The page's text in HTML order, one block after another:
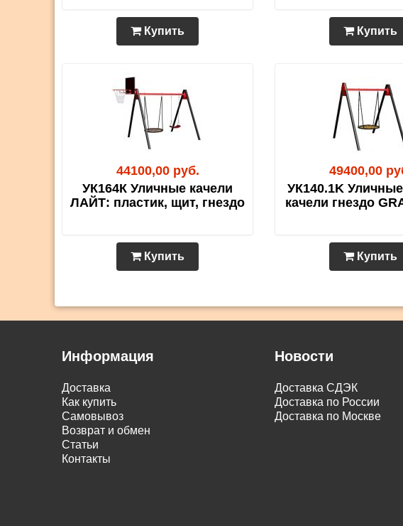
Купить Купить
44100,00 руб.
УК164К Уличные качели
ЛАЙТ: пластик, щит, гнездо
Купить
49400,00
УК140.1K
качели гнездо
Купить
Информация
Доставка
Как купить
Самовывоз
Возврат и обмен
Статьи
Контакты
Новости
Доставка СДЭК
Доставка по России
Доставка по Москве